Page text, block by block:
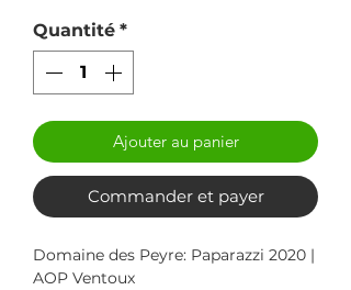
Quantité *
Ajouter au panier
Commander et payer
Domaine des Peyre: Paparazzi 2020 |
AOP Ventoux